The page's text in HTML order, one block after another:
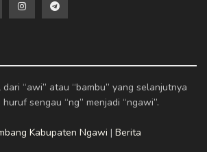
“awi” atau “bambu” yang selanjutnya
sengau “ng” menjadi “ngawi”.
Kabupaten Ngawi | Berita